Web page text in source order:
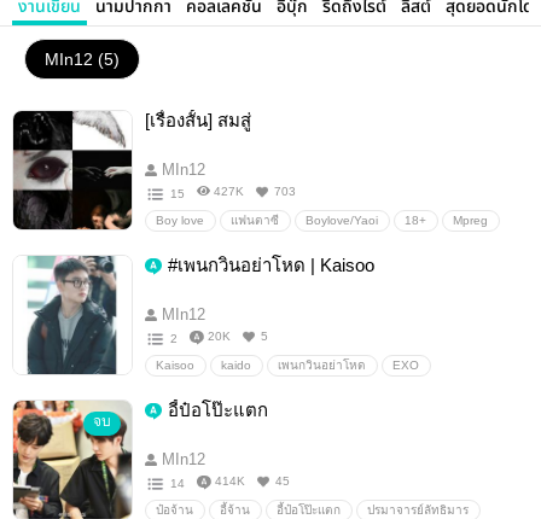
งานเขียน นามปากกา คอลเลคชัน อีบุ๊ก รี้ดถึงไรต์ ลิสต์ สุดยอดนักโด
MIn12 (5)
[เรื่องสั้น] สมสู่
MIn12
15 427K 703
Boy love แฟนตาซี Boylove/Yaoi 18+ Mpreg
rape Knotting Bestiality SizeKink
#เพนกวินอย่าโหด | Kaisoo
MIn12
2 20K 5
Kaisoo kaido เพนกวินอย่าโหด EXO
จบ
อี้ป๋อโป๊ะแตก
MIn12
14 414K 45
ป๋อจ้าน อี้จ้าน อี้ป๋อโป๊ะแตก ปรมาจารย์ลัทธิมาร